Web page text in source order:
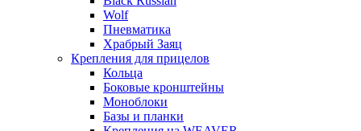
Wolf
Пневматика
Храбрый Заяц
Крепления для прицелов
Кольца
Боковые кронштейны
Моноблоки
Базы и планки